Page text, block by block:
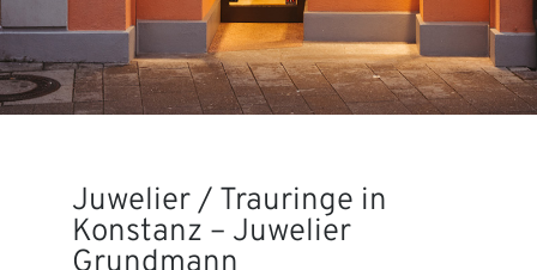
Juwelier / Trauringe in
Konstanz – Juwelier